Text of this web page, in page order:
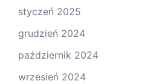
styczeń 2025
grudzień 2024
październik 2024
wrzesień 2024